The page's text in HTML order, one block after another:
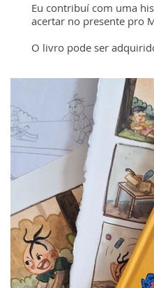
Eu contribuí com uma
acertar no presente pro
O livro pode ser